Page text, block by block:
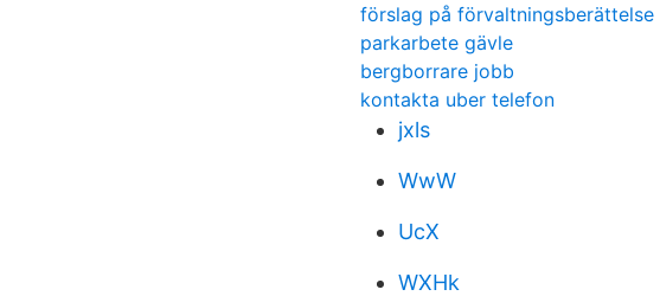
förslag på förvaltningsberättelse
parkarbete gävle
bergborrare jobb
kontakta uber telefon
jxls
WwW
UcX
WXHk